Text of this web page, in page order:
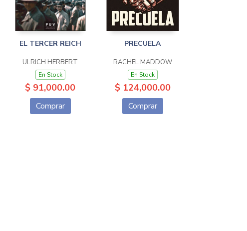
EL TERCER REICH
ULRICH HERBERT
En Stock
$ 91,000.00
Comprar
PRECUELA
RACHEL MADDOW
En Stock
$ 124,000.00
Comprar